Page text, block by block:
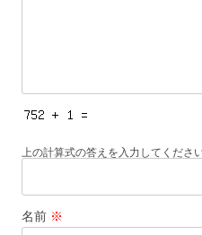
上の計算式の答えを入力してくださ
名前 ※